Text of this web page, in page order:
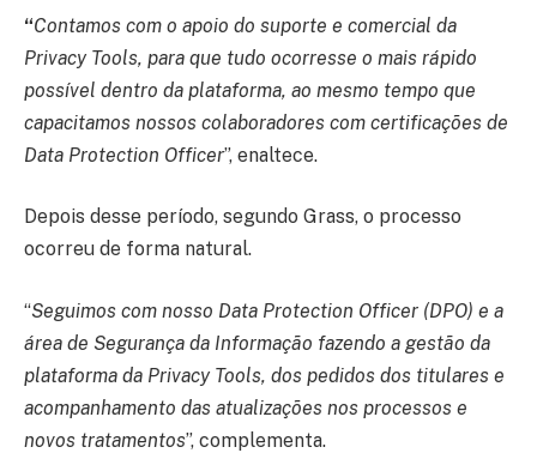
“Contamos com o apoio do suporte e comercial da
Privacy Tools, para que tudo ocorresse o mais rápido
possível dentro da plataforma, ao mesmo tempo que
capacitamos nossos colaboradores com certificações de
Data Protection Officer”, enaltece.
Depois desse período, segundo Grass, o processo
ocorreu de forma natural.
“Seguimos com nosso Data Protection Officer (DPO) e a
área de Segurança da Informação fazendo a gestão da
plataforma da Privacy Tools, dos pedidos dos titulares e
acompanhamento das atualizações nos processos e
novos tratamentos”, complementa.